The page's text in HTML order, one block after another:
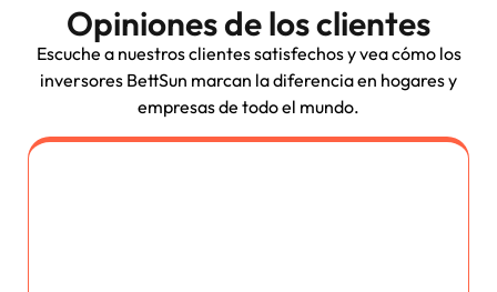
Opiniones de los clientes
Escuche a nuestros clientes satisfechos y vea cómo los
inversores BettSun marcan la diferencia en hogares y
empresas de todo el mundo.